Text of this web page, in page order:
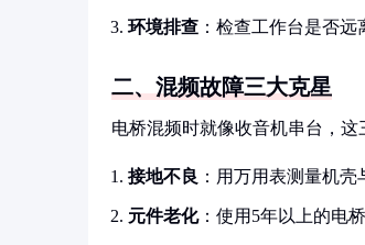
环境排查 ：检查工作台是否
二、混频故障三大克星
电桥混频时就像收音机串台，这
接地不良 ：用万用表测量机
元件老化：使用5年以上的电